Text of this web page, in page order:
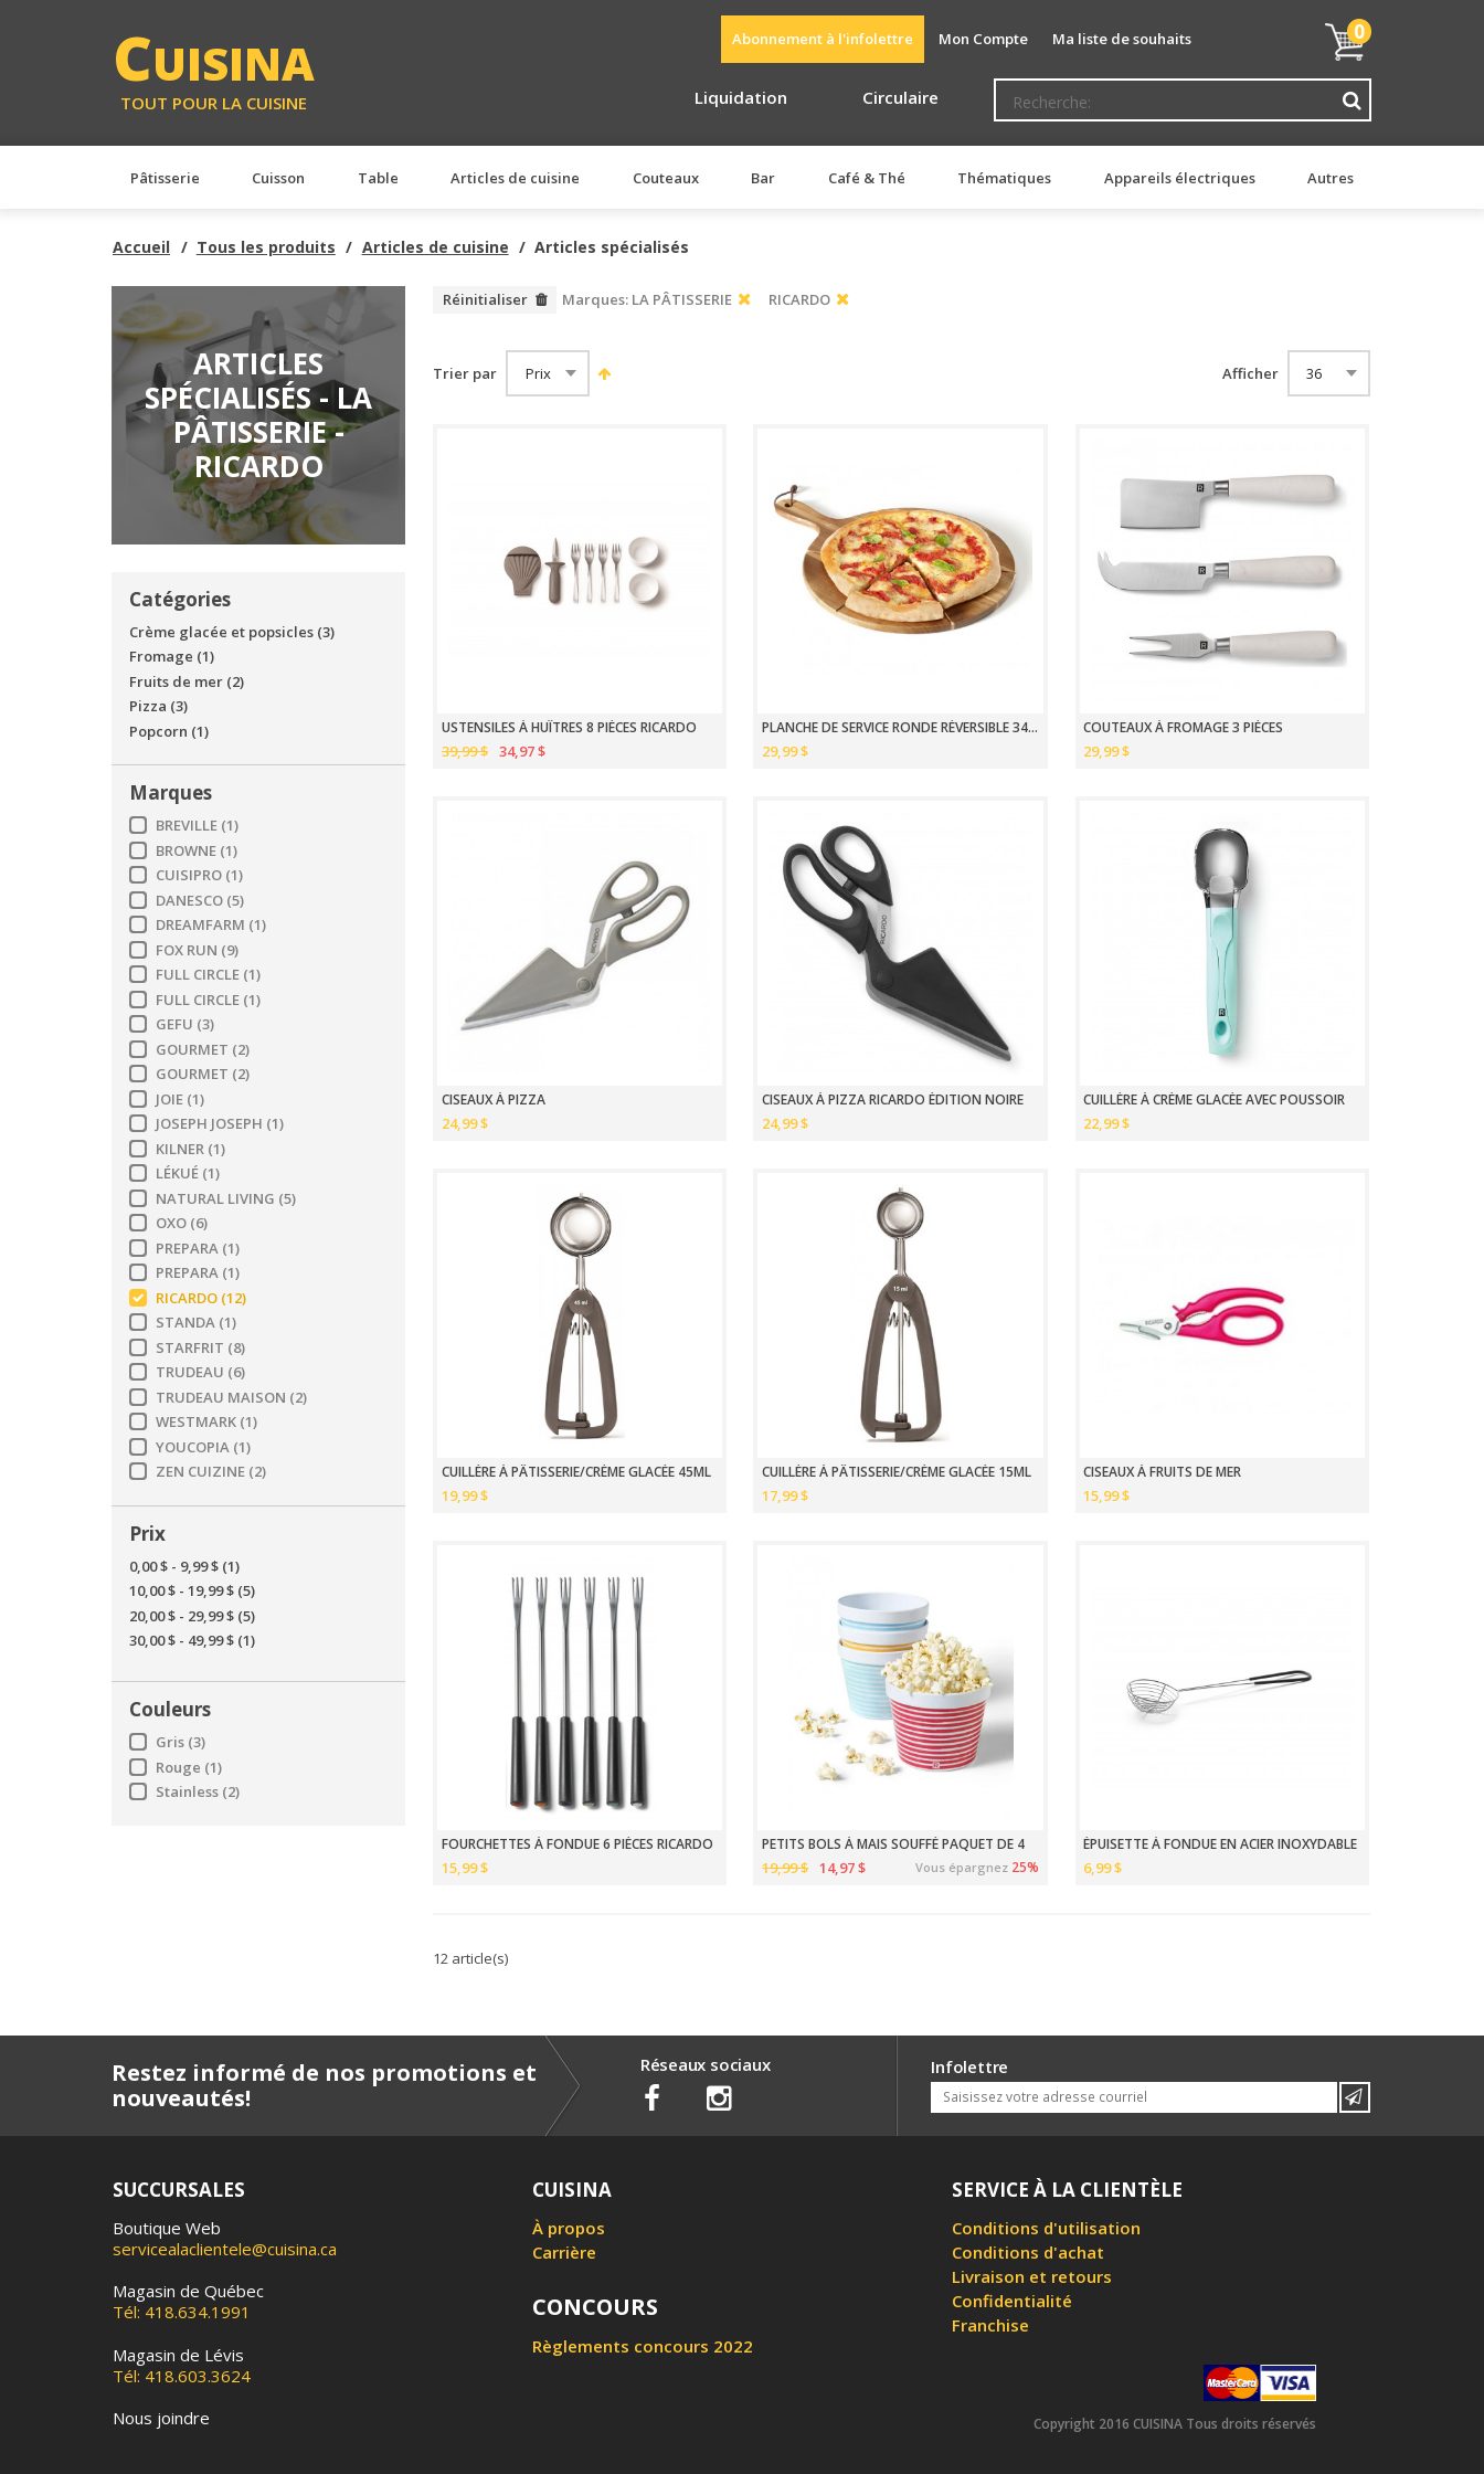
CUISINA
TOUT POUR LA CUISINE
Mon
panier
0
Abonnement à l'infolettre Mon Compte Ma liste de souhaits
Liquidation Circulaire
Pâtisserie Cuisson Table Articles de cuisine Couteaux Bar Café & Thé Thématiques Appareils électriques Autres
Accueil Tous les produits Articles de cuisine Articles spécialisés
ARTICLES
SPÉCIALISÉS - LA
PÂTISSERIE -
RICARDO
Catégories
Crème glacée et popsicles (3)
Fromage (1)
Fruits de mer (2)
Pizza (3)
Popcorn (1)
Marques
BREVILLE (1)
BROWNE (1)
CUISIPRO (1)
DANESCO (5)
DREAMFARM (1)
FOX RUN (9)
FULL CIRCLE (1)
FULL CIRCLE (1)
GEFU (3)
GOURMET (2)
GOURMET (2)
JOIE (1)
JOSEPH JOSEPH (1)
KILNER (1)
LÉKUÉ (1)
NATURAL LIVING (5)
OXO (6)
PREPARA (1)
PREPARA (1)
RICARDO (12)
STANDA (1)
STARFRIT (8)
TRUDEAU (6)
TRUDEAU MAISON (2)
WESTMARK (1)
YOUCOPIA (1)
ZEN CUIZINE (2)
Prix
0,00 $ - 9,99 $ (1)
10,00 $ - 19,99 $ (5)
20,00 $ - 29,99 $ (5)
30,00 $ - 49,99 $ (1)
Couleurs
Gris (3)
Rouge (1)
Stainless (2)
Marques: LA PÂTISSERIE RICARDO
Réinitialiser
Trier par Afficher
USTENSILES À HUÎTRES 8 PIÈCES RICARDO
39,99 $ 34,97 $
PLANCHE DE SERVICE RONDE RÉVERSIBLE 34CM
29,99 $
COUTEAUX À FROMAGE 3 PIÈCES
29,99 $
CISEAUX À PIZZA
24,99 $
CISEAUX À PIZZA RICARDO ÉDITION NOIRE
24,99 $
CUILLÈRE À CRÈME GLACÉE AVEC POUSSOIR
22,99 $
CUILLÈRE À PÂTISSERIE/CRÈME GLACÉE 45ML
19,99 $
CUILLÈRE À PÂTISSERIE/CRÈME GLACÉE 15ML
17,99 $
CISEAUX À FRUITS DE MER
15,99 $
FOURCHETTES À FONDUE 6 PIÈCES RICARDO
15,99 $
PETITS BOLS À MAIS SOUFFÉ PAQUET DE 4
19,99 $ 14,97 $ Vous épargnez 25%
ÉPUISETTE À FONDUE EN ACIER INOXYDABLE
6,99 $
12 article(s)
Restez informé de nos promotions et
nouveautés!
Réseaux sociaux Infolettre
SUCCURSALES
Boutique Web
servicealaclientele@cuisina.ca
Magasin de Québec
Tél: 418.634.1991
Magasin de Lévis
Tél: 418.603.3624
Nous joindre
CUISINA
À propos
Carrière
CONCOURS
Règlements concours 2022
SERVICE À LA CLIENTÈLE
Conditions d'utilisation
Conditions d'achat
Livraison et retours
Confidentialité
Franchise
Copyright 2016 CUISINA Tous droits réservés